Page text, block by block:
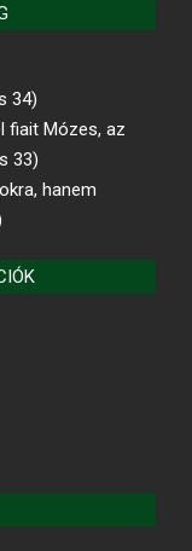
34)
fiait Mózes, az
33)
hanem